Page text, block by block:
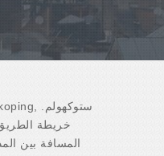
خريطة
المسافة بين